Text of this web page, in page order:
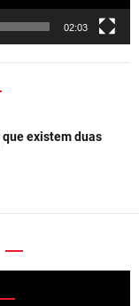
02:03
existem duas